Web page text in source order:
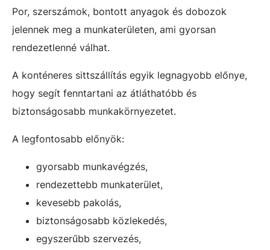
Por, szerszámok, bontott anyagok és dobozok
jelennek meg a munkaterületen, ami gyorsan
rendezetlenné válhat.
A konténeres sittszállítás egyik legnagyobb előnye,
hogy segít fenntartani az átláthatóbb és
biztonságosabb munkakörnyezetet.
A legfontosabb előnyök:
gyorsabb munkavégzés,
rendezettebb munkaterület,
kevesebb pakolás,
biztonságosabb közlekedés,
egyszerűbb szervezés,